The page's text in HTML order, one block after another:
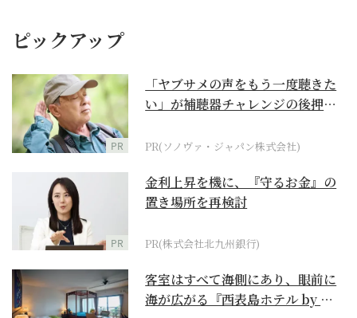
ピックアップ
PR
「ヤブサメの声をもう一度聴きた
い」が補聴器チャレンジの後押し
PR(ソノヴァ・ジャパン株式会社)
PR
金利上昇を機に、『守るお金』の
置き場所を再検討
PR(株式会社北九州銀行)
客室はすべて海側にあり、眼前に
海が広がる『西表島ホテル by 星